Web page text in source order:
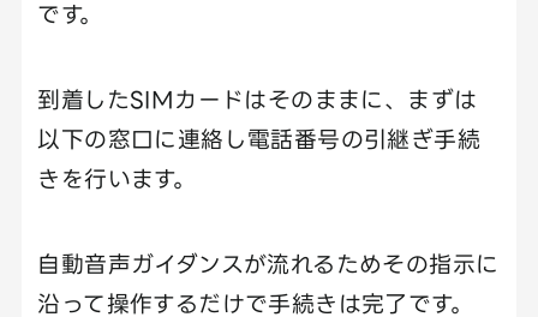
です。
到着したSIMカードはそのままに、まずは
以下の窓口に連絡し電話番号の引継ぎ手続
きを行います。
自動音声ガイダンスが流れるためその指示に
沿って操作するだけで手続きは完了です。